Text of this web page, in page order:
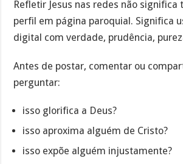
Refletir Jesus nas redes não
perfil em página paroquial. Significa
digital com verdade, prudência,
Antes de postar, comentar ou
perguntar:
isso glorifica a Deus?
isso aproxima alguém de Cristo?
isso expõe alguém injustamente?